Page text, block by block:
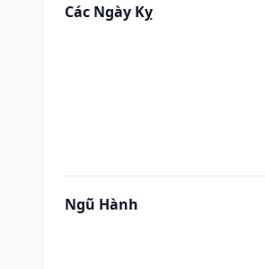
Các Ngày Kỵ
Ngũ Hành